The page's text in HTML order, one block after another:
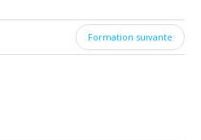
Formation suivante